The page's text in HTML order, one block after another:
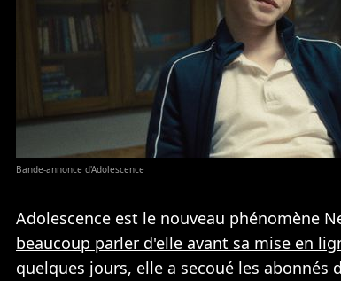
Bande-annonce d'Adolescence
Adolescence est le nouveau phénomène
beaucoup parler d'elle avant sa mise en
quelques jours, elle a secoué les abonnés